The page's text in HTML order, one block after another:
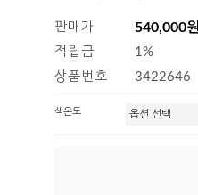
판매가 540,000원
적립금
1%
상품번호
3422646
색온도